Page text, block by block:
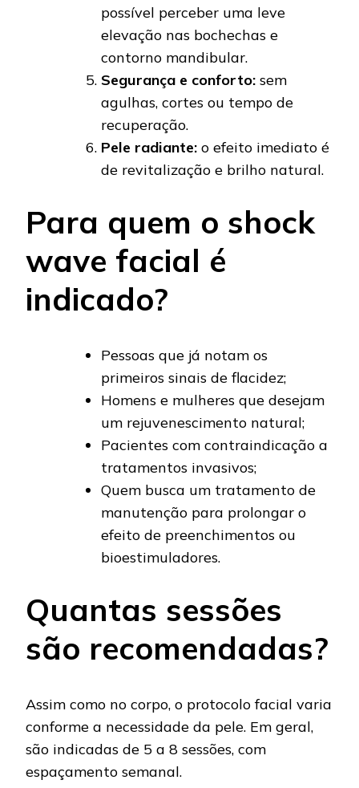
possível perceber uma leve
elevação nas bochechas e
contorno mandibular.
Segurança e conforto: sem
agulhas, cortes ou tempo de
recuperação.
Pele radiante: o efeito imediato é
de revitalização e brilho natural.
Para quem o shock
wave facial é
indicado?
Pessoas que já notam os
primeiros sinais de flacidez;
Homens e mulheres que desejam
um rejuvenescimento natural;
Pacientes com contraindicação a
tratamentos invasivos;
Quem busca um tratamento de
manutenção para prolongar o
efeito de preenchimentos ou
bioestimuladores.
Quantas sessões
são recomendadas?
Assim como no corpo, o protocolo facial varia
conforme a necessidade da pele. Em geral,
são indicadas de 5 a 8 sessões, com
espaçamento semanal.